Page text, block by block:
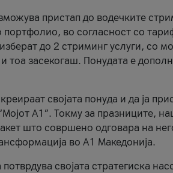
пристап до водечките
во согласност со
до 2 стриминг услуги, со
тоа засекогаш. Понудата е
својата понуда и да ја
А1”. Токму за празниците,
што совршено одговара на
во А1 Македонија.
својата стратегиска